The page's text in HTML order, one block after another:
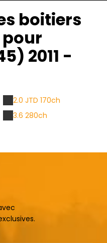
boitiers
2011 -
2.0 JTD 170ch
3.6 280ch